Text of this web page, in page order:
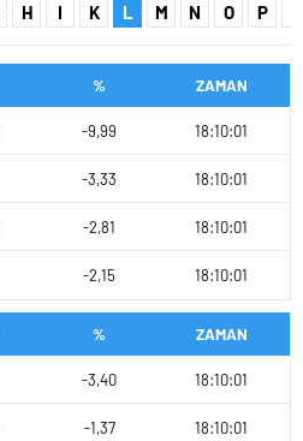
H I K L M N O P
% ZAMAN
-9,99 18:10:01
-3,33 18:10:01
-2,81 18:10:01
-2,15 18:10:01
% ZAMAN
-3,40 18:10:01
-1,37 18:10:01